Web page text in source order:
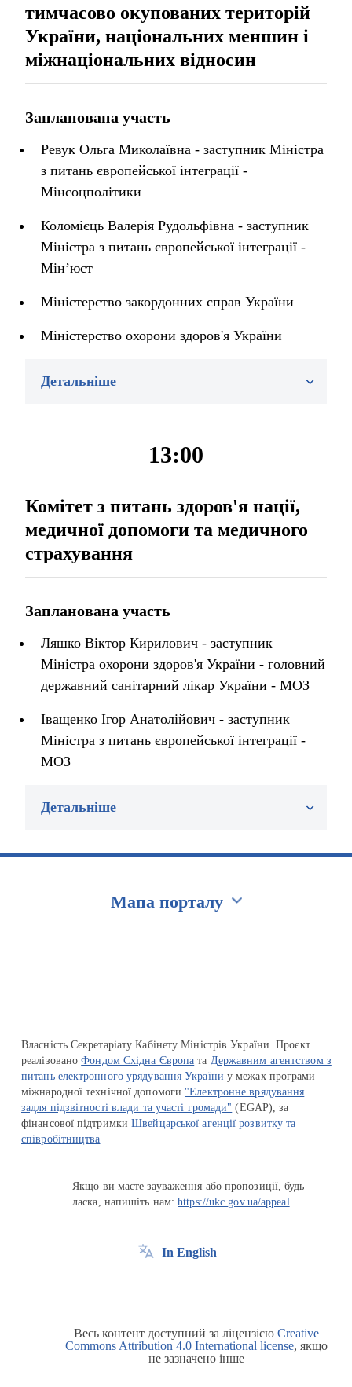
тимчасово окупованих територій
України, національних меншин і
міжнаціональних відносин
Запланована участь
Ревук Ольга Миколаївна - заступник Міністра
з питань європейської інтеграції -
Мінсоцполітики
Коломієць Валерія Рудольфівна - заступник
Міністра з питань європейської інтеграції -
Мін’юст
Міністерство закордонних справ України
Міністерство охорони здоров'я України
Детальніше
13:00
Комітет з питань здоров'я нації,
медичної допомоги та медичного
страхування
Запланована участь
Ляшко Віктор Кирилович - заступник
Міністра охорони здоров'я України - головний
державний санітарний лікар України - МОЗ
Іващенко Ігор Анатолійович - заступник
Міністра з питань європейської інтеграції -
МОЗ
Детальніше
Мапа порталу
Власність Секретаріату Кабінету Міністрів України. Проєкт
реалізованоФондом Східна Європа та Державним агентством з
питань електронного урядування України у межах програми
міжнародної технічної допомоги "Електронне врядування
задля підзвітності влади та участі громади" (EGAP), за
фінансової підтримкиШвейцарської агенції розвитку та
співробітництва
Якщо ви маєте зауваження або пропозиції, будь
ласка, напишіть нам:https://ukc.gov.ua/appeal
In English
Весь контент доступний за ліцензією Creative
Commons Attribution 4.0 International license, якщо
не зазначено інше